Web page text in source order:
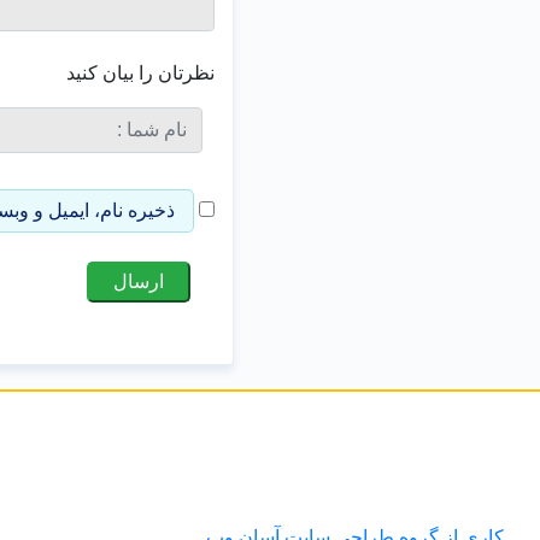
نظرتان را بیان کنید
ذخیره نام، ایمیل و